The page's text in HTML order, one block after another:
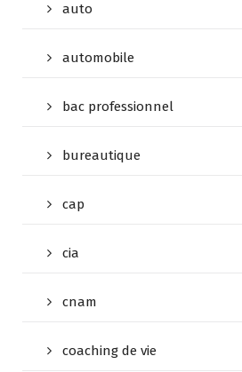
auto
automobile
bac professionnel
bureautique
cap
cia
cnam
coaching de vie